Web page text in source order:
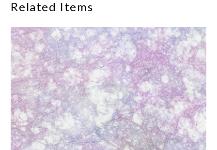
Related Items